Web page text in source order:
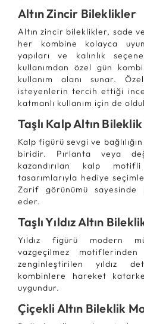
Altın Zincir Bileklikler
Altın zincir bileklikler, sade
her kombine kolayca
yapıları ve kalınlık
kullanımdan özel gün
kullanım alanı sunar.
isteyenlerin tercih ettiği
katmanlı kullanım için de
Taşlı Kalp Altın
Kalp figürü sevgi ve
biridir. Pırlanta veya
kazandırılan kalp
tasarımlarıyla hediye
Zarif görünümü
eder.
Taşlı Yıldız Altın
Yıldız figürü modern
vazgeçilmez
zenginleştirilen yıldız
kombinlere hareket
uygundur.
Çiçekli Altın Bileklik